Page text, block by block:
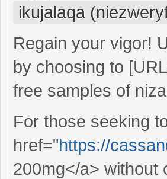
ikujalaqa
Regain your vigor!
by choosing to
free samples of
For those seeking
href="https://
200mg</a> without